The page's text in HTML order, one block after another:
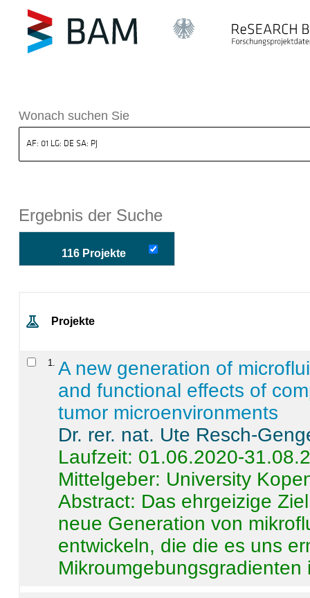
BAM
Wonach suchen Sie
Ergebnis der Suche
116 Projekte
Projekte
1
A new generation of
and functional effects of
tumor microenvironments
Dr. rer. nat. Ute Resch-
Laufzeit: 01.06.2020-
Mittelgeber: University
Abstract: Das ehrgeizige
neue Generation von
entwickeln, die die es uns
Mikroumgebungsgradienten